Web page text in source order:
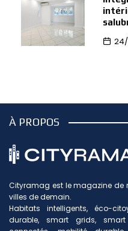
À PROPOS
Cityramag est le magazine de
villes de demain.
Habitats intelligents, éco-
durable, smart grids, smart